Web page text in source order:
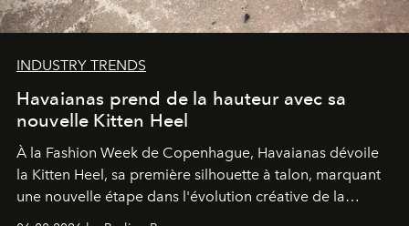
INDUSTRY TRENDS
Havaianas prend de la hauteur avec sa
nouvelle Kitten Heel
À la Fashion Week de Copenhague, Havaianas dévoile
la Kitten Heel, sa première silhouette à talon, marquant
une nouvelle étape dans l'évolution créative de la